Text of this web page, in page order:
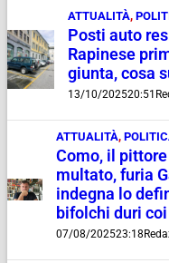
ATTUALITÀ,
Posti auto
Rapinese
giunta, cosa
13/10/202520:51
ATTUALITÀ,
Como, il
multato, furia
indegna lo
bifolchi duri
07/08/202523:18